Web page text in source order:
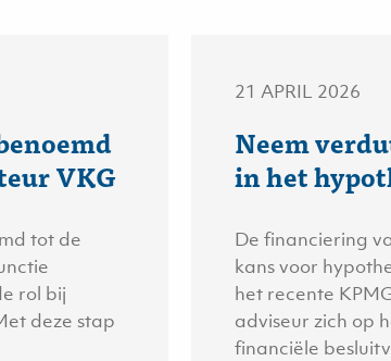
VKG
tot de
rol bij
deze stap
21 APRIL 2026
Neem
in het
De financiering
kans voor
het recente
adviseur zich op
financiële